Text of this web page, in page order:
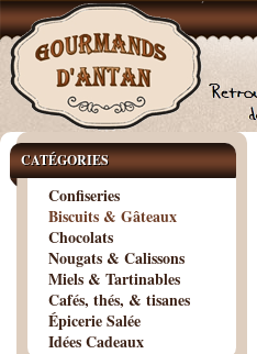
CATÉGORIES
Confiseries
Biscuits & Gâteaux
Chocolats
Nougats & Calissons
Miels & Tartinables
Cafés, thés, & tisanes
Épicerie Salée
Idées Cadeaux